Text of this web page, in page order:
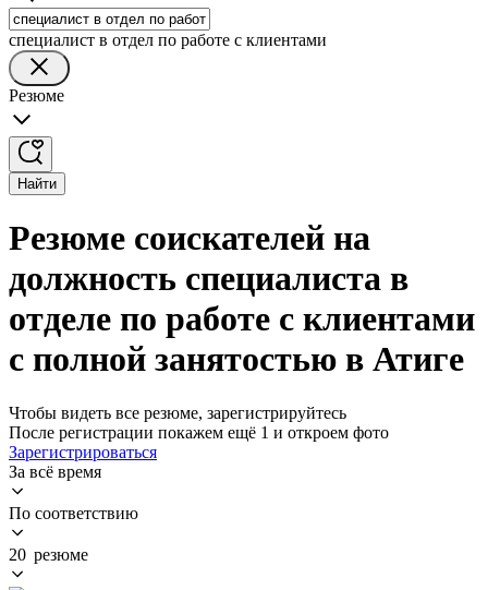
специалист в отдел по работе с клиентами
Резюме
Найти
Резюме соискателей на
должность специалиста в
отделе по работе с клиентами
с полной занятостью в Атиге
Чтобы видеть все резюме, зарегистрируйтесь
После регистрации покажем ещё 1 и откроем фото
Зарегистрироваться
За всё время
По соответствию
20 резюме